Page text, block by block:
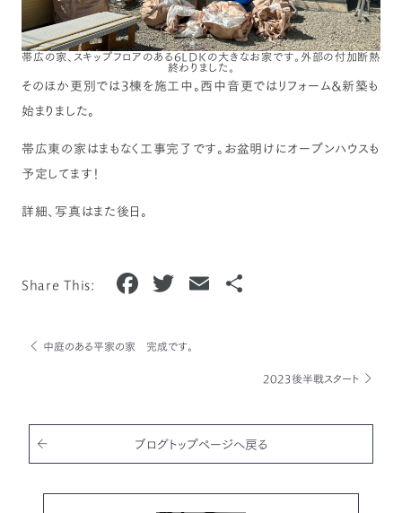
帯広の家、スキップフロアのある6LDKの大きなお家です。外部の付加断熱
終わりました。
そのほか更別では3棟を施工中。西中音更ではリフォーム&新築も
始まりました。
帯広東の家はまもなく工事完了です。お盆明けにオープンハウスも
予定してます！
詳細、写真はまた後日。
Share This: F
c
o
o
k
T
it
E
中庭のある平家の家 完成です。
2023後半戦スタート
ブログトップページへ戻る